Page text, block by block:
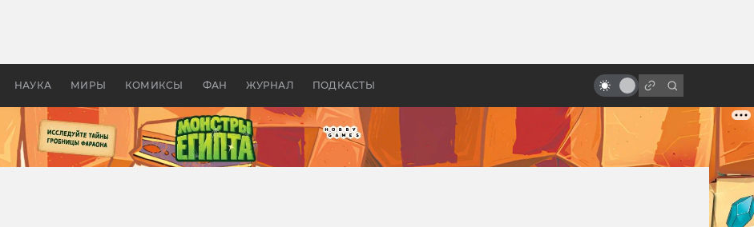
НАУКА МИРЫ КОМИКСЫ ФАН ЖУРНАЛ ПОДКАСТЫ
бы «Властелина колец»
Древней Грецией
худшего к лучшему